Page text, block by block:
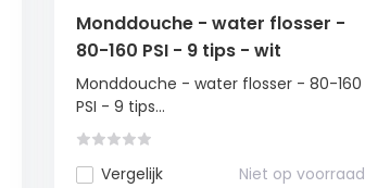
Monddouche - water flosser -
80-160 PSI - 9 tips - wit
Monddouche - water flosser - 80-160
PSI - 9 tips...
Vergelijk Niet op voorraad